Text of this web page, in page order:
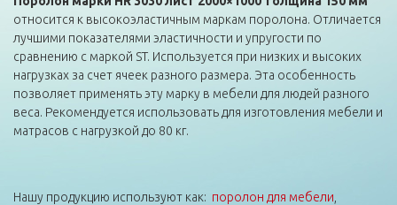
относится к высокоэластичным маркам поролона. Отличается
лучшими показателями эластичности и упругости по
сравнению с маркой ST. Используется при низких и высоких
нагрузках за счет ячеек разного размера. Эта особенность
позволяет применять эту марку в мебели для людей разного
веса. Рекомендуется использовать для изготовления мебели и
матрасов с нагрузкой до 80 кг.
Нашу продукцию используют как: поролон для мебели